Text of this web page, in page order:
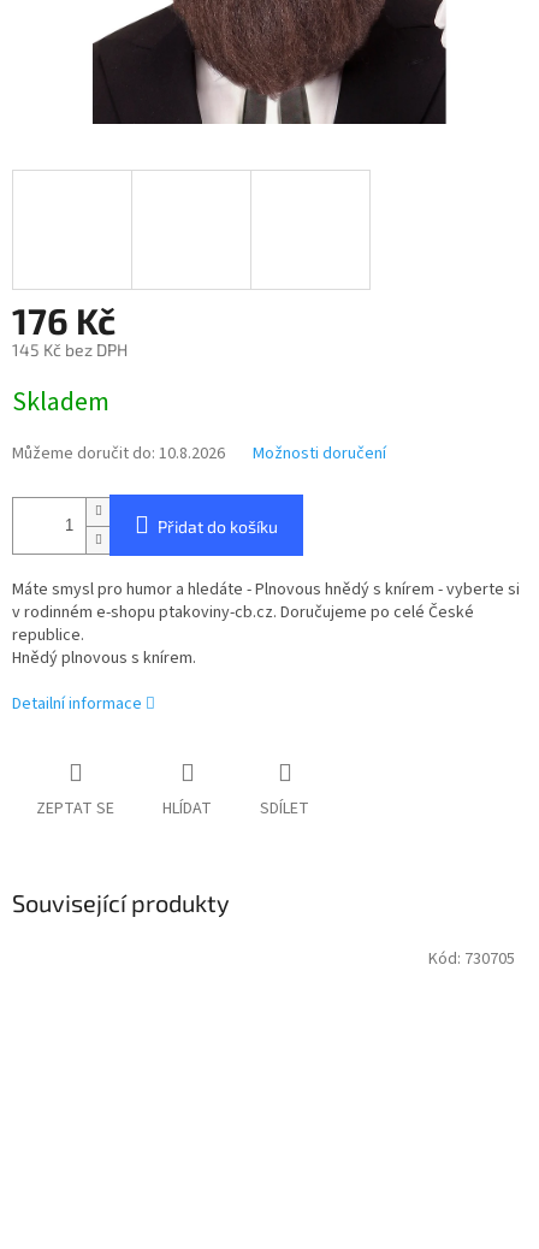
176 Kč
145 Kč bez DPH
cena:
Skladem
Můžeme doručit do: 10.8.2026 Možnosti doručení
Přidat do košíku
Máte smysl pro humor a hledáte - Plnovous hnědý s knírem - vyberte si
v rodinném e-shopu ptakoviny-cb.cz. Doručujeme po celé České
republice.
Hnědý plnovous s knírem.
Detailní informace
ZEPTAT SE HLÍDAT SDÍLET
Související produkty
Kód: 730705